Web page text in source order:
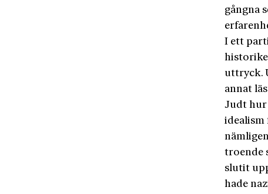
gångna
I ett
uttryck.
annat
Judt hur
idealism
troende
slutit
hade